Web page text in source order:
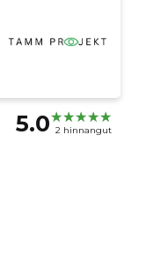
5.0 2 hinnangut